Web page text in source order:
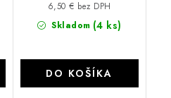
Skladom (4 ks)
6,50 € bez DPH
DO KOŠÍKA